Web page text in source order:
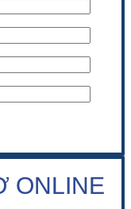
ONLINE